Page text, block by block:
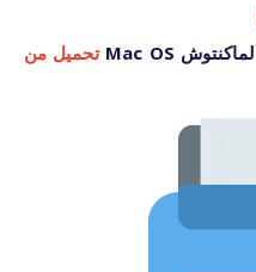
تحميل من